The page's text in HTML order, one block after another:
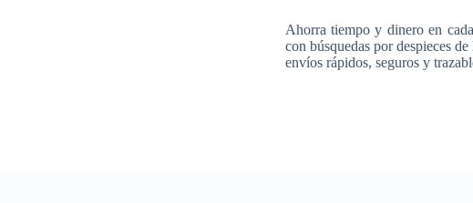
Ahorra tiempo y dinero en
con búsquedas por despieces
envíos rápidos, seguros y